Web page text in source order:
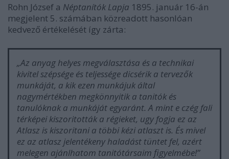
Rohn József a Néptanítók Lapja 1895. január 16-án
megjelent 5. számában közreadott hasonlóan
kedvező értékelését így zárta:
„Az anyag helyes megválasztása és a technikai
kivitel szépsége és teljessége dicsérik a tervezők
munkáját, a kik ezen munkájuk által
nagymértékben megkönnyitik a tanitók és
tanulóknak a munkáját egyaránt. A mint e czég fali
térképei kiszoritották a régieket, ugy fogja ez az
Atlasz is kiszoritani a többi kézi atlaszt is. És mivel
ez az atlasz jelentékeny haladást tüntet fel, azért
melegen ajánlhatom tanitótársaim figyelmébe!”